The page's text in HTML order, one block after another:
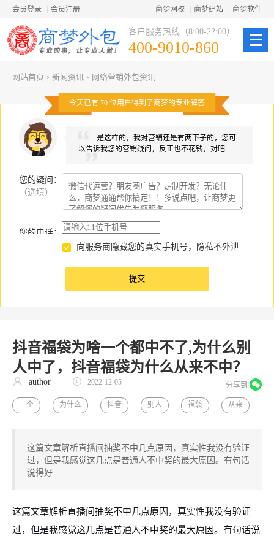
会员登录 会员注册 商梦网校 商梦建站 商梦软件
客户服务热线（8:00-22:00）
400-9010-860
网站首页 › 新闻资讯 › 网络营销外包资讯
今天已有 70 位用户得到了商梦的专业解答
是这样的，我对营销还是有两下子的，您可
以告诉我您的营销疑问，反正也不花钱，对吧
您的疑问
（选填）
：
您的电话：
向服务商隐藏您的真实手机号，隐私不外泄
抖音福袋为啥一个都中不了,为什么别
人中了，抖音福袋为什么从来不中？
分享到
author 2022-12-05
一个 为什么 抖音 别人 福袋 从来
这篇文章解析直播间抽奖不中几点原因，真实性我没有验证
过，但是我感觉这几点是普通人不中奖的最大原因。有句话
说得好…
这篇文章解析直播间抽奖不中几点原因，真实性我没有验证
过，但是我感觉这几点是普通人不中奖的最大原因。有句话说